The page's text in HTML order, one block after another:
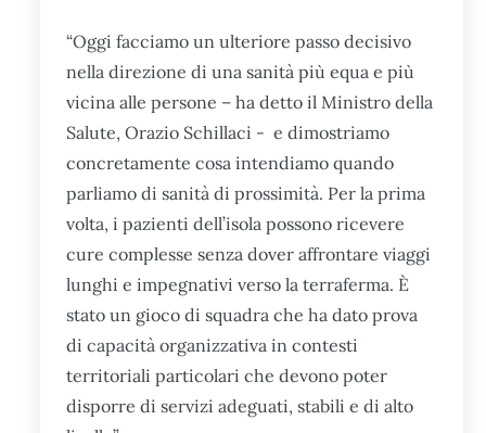
“Oggi facciamo un ulteriore passo decisivo
nella direzione di una sanità più equa e più
vicina alle persone – ha detto il Ministro della
Salute, Orazio Schillaci - e dimostriamo
concretamente cosa intendiamo quando
parliamo di sanità di prossimità. Per la prima
volta, i pazienti dell’isola possono ricevere
cure complesse senza dover affrontare viaggi
lunghi e impegnativi verso la terraferma. È
stato un gioco di squadra che ha dato prova
di capacità organizzativa in contesti
territoriali particolari che devono poter
disporre di servizi adeguati, stabili e di alto